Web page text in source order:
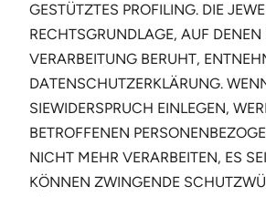
GESTÜTZTES PROFILING. DIE
RECHTSGRUNDLAGE, AUF DENEN
VERARBEITUNG BERUHT,
DATENSCHUTZERKLÄRUNG.
SIEWIDERSPRUCH EINLEGEN,
BETROFFENEN
NICHT MEHR VERARBEITEN, ES
KÖNNEN ZWINGENDE